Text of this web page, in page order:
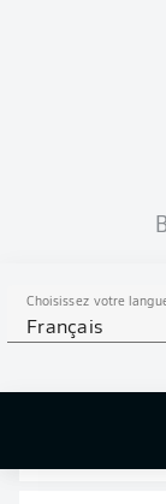
Choisissez votre
Français